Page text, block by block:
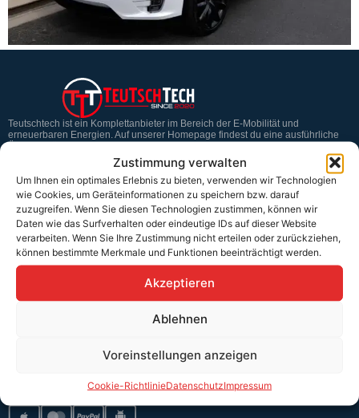
Zustimmung verwalten
Um Ihnen ein optimales Erlebnis zu bieten, verwenden wir Technologien
wie Cookies, um Geräteinformationen zu speichern bzw. darauf
zuzugreifen. Wenn Sie diesen Technologien zustimmen, können wir
Daten wie das Surfverhalten oder eindeutige IDs auf dieser Website
verarbeiten. Wenn Sie Ihre Zustimmung nicht erteilen oder zurückziehen,
können bestimmte Merkmale und Funktionen beeinträchtigt werden.
Akzeptieren
Ablehnen
Voreinstellungen anzeigen
Cookie-RichtlinieDatenschutzImpressum
Teutschtech ist ein Komplettanbieter im Bereich der E-Mobilität und
erneuerbaren Energien. Auf unserer Homepage findest du eine ausführliche
Service & Hilfe
Kontakt
Widerrufsbelehrung
Rücknahmen & Gewährleistung
Sicher bezahlen